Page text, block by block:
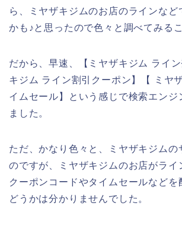
ら、ミヤザキジムのお店のラインなど
かも♪と思ったので色々と調べてみる
だから、早速、【ミヤザキジム ライ
キジム ライン割引クーポン】【 ミヤ
イムセール】という感じで検索エンジ
ました。
ただ、かなり色々と、ミヤザキジムの
のですが、ミヤザキジムのお店がライ
クーポンコードやタイムセールなどを
どうかは分かりませんでした。